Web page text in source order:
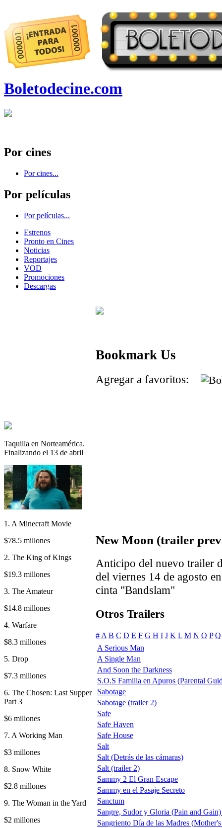
Boletodecine.com
Por cines
Por cines...
Por películas
Por películas...
Estrenos
Pronto en Cines
Noticias
Reportajes
VOD
Promociones
Descargas
Taquilla en Norteamérica.
Finalizando el 13 de abril
1. A Minecraft Movie
$78.5 millones
2. The King of Kings
$19.3 millones
3. The Amateur
$14.8 millones
4. Warfare
$8.3 millones
5. Drop
$7.3 millones
6. The Chosen: Last Supper
Part 3
$6 millones
7. A Working Man
$3 millones
8. Snow White
$2.8 millones
9. The Woman in the Yard
$2 millones
Bookmark Us
Agregar a favoritos:
New Moon (trailer
Anticipo del nuevo trailer
del viernes 14 de agosto
cinta "Bandslam"
Otros Trailers
#A B C D E F G H I J K L M N O P Q
A Serious Man
A Single Man
And Soon the Darkness
S.O.S Familia en Apuros (Parental
Sabotage
Sabotage (trailer 2)
Safe
Safe Haven
Safe House
Salt
Salt (Detrás de las cámaras)
Salt (trailer 2)
Sammy 2 El Gran Escape
Sammy en el Pasaje Secreto
Sanctum
Sangre, Sudor y Gloria (Pain and
Sangriento Día de las Madres